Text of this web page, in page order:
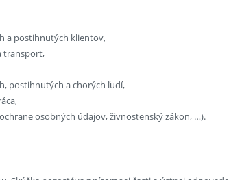
a postihnutých klientov,
transport,
postihnutých a chorých ľudí,
osobných údajov, živnostenský zákon, …).